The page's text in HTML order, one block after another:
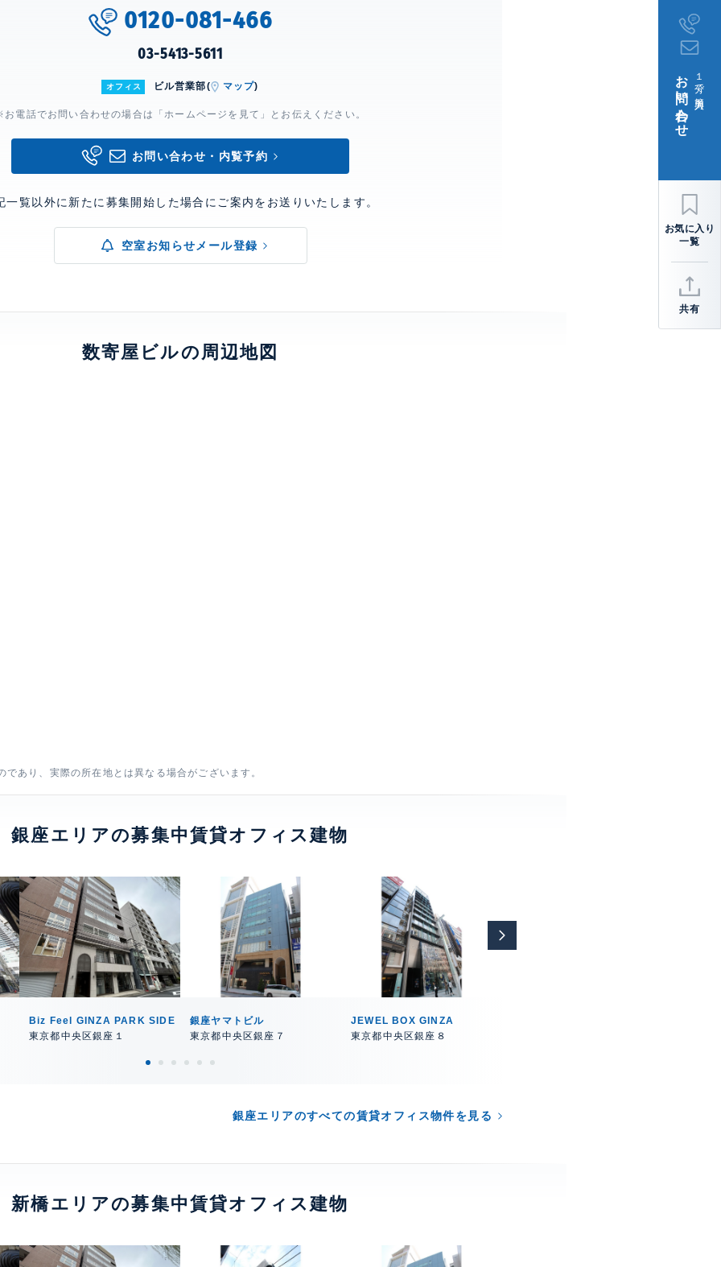
0120-081-466
03-5413-5611
オフィス ビル営業部( マップ)
電話でお問い合わせの場合は「ホームページを見て」とお伝えください。
お問い合わせ・内覧予約
一覧以外に新たに募集開始した場合にご案内をお送りいたします。
空室お知らせメール登録
数寄屋ビルの周辺地図
あり、実際の所在地とは異なる場合がございます。
銀座エリアの募集中賃貸オフィス建物
Biz Feel GINZA PARK SIDE
東京都中央区銀座１
銀座ヤマトビル
東京都中央区銀座７
JEWEL BOX GINZA
東京都中央区銀座８
銀座エリアのすべての賃貸オフィス物件を見る
新橋エリアの募集中賃貸オフィス建物
１分で簡単入力
お問い合わせ
共有